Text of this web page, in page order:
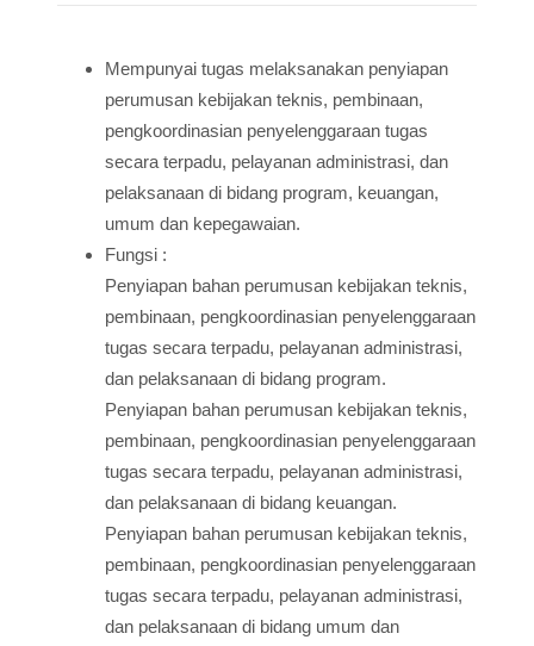
Mempunyai tugas melaksanakan penyiapan
perumusan kebijakan teknis, pembinaan,
pengkoordinasian penyelenggaraan tugas
secara terpadu, pelayanan administrasi, dan
pelaksanaan di bidang program, keuangan,
umum dan kepegawaian.
Fungsi :
Penyiapan bahan perumusan kebijakan teknis,
pembinaan, pengkoordinasian penyelenggaraan
tugas secara terpadu, pelayanan administrasi,
dan pelaksanaan di bidang program.
Penyiapan bahan perumusan kebijakan teknis,
pembinaan, pengkoordinasian penyelenggaraan
tugas secara terpadu, pelayanan administrasi,
dan pelaksanaan di bidang keuangan.
Penyiapan bahan perumusan kebijakan teknis,
pembinaan, pengkoordinasian penyelenggaraan
tugas secara terpadu, pelayanan administrasi,
dan pelaksanaan di bidang umum dan